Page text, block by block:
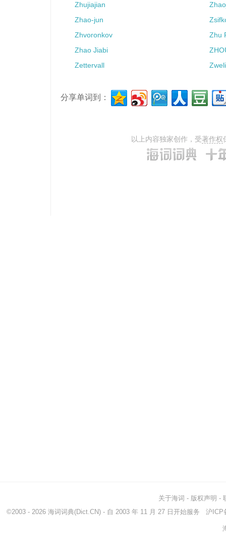
Zhujiajian
Zhao-jun
Zhvoronkov
Zhu
Zhao Jiabi
Zettervall
分享单词到：
以上内容独家创作，受著作权
关于海词 - 版权声明 -
©2003 - 2026 海词词典(Dict.CN) - 自 2003 年 11 月 27 日开始服务 沪ICP